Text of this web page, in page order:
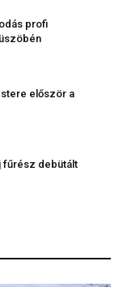
profi
először a
fűrész debütált